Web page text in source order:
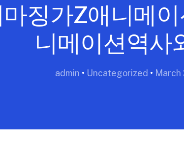
징가Z애니메
니메이션역사
admin • Uncategorized •